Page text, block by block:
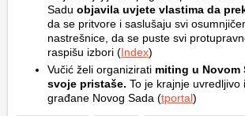
Sadu objavila uvjete vlastima da
da se pritvore i saslušaju svi
nastrešnice, da se puste svi
raspišu izbori (Index)
Vučić želi organizirati miting u Novom
svoje pristaše. To je krajnje uvredljivo
građane Novog Sada (tportal)